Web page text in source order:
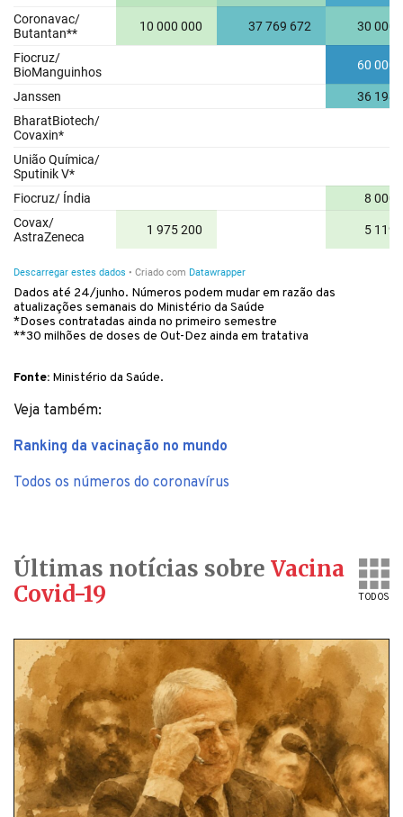
Dados até 24/junho. Números podem mudar em razão das
atualizações semanais do Ministério da Saúde
*Doses contratadas ainda no primeiro semestre
**30 milhões de doses de Out-Dez ainda em tratativa
Fonte: Ministério da Saúde.
Veja também:
Ranking da vacinação no mundo
Todos os números do coronavírus
Últimas notícias sobre Vacina
Covid-19
TODOS